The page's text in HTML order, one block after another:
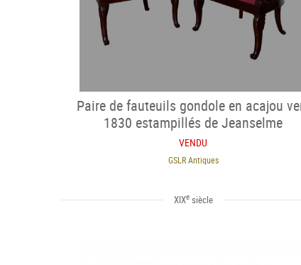
Paire de fauteuils gondole en acajou
1830 estampillés de Jeanselme
VENDU
GSLR Antiques
XIXesiècle